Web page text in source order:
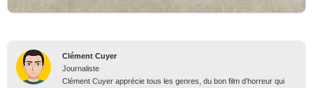
Clément Cuyer
Journaliste
Clément Cuyer apprécie tous les genres, du bon film d’horreur qui